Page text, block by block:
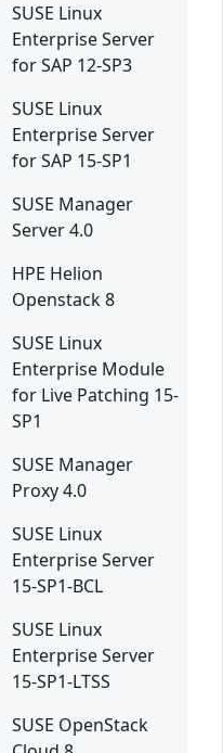
SUSE Linux
Enterprise Server
for SAP 12-SP3
SUSE Linux
Enterprise Server
for SAP 15-SP1
SUSE Manager
Server 4.0
HPE Helion
Openstack 8
SUSE Linux
Enterprise Module
for Live Patching 15-
SP1
SUSE Manager
Proxy 4.0
SUSE Linux
Enterprise Server
15-SP1-BCL
SUSE Linux
Enterprise Server
15-SP1-LTSS
SUSE OpenStack